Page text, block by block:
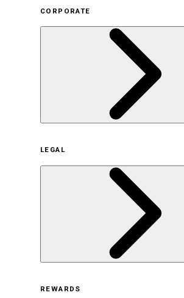
CORPORATE
サステナビリティの取り
サステナビリティの取り組み
ヒストリー
採用情報
LEGAL
REWARDS